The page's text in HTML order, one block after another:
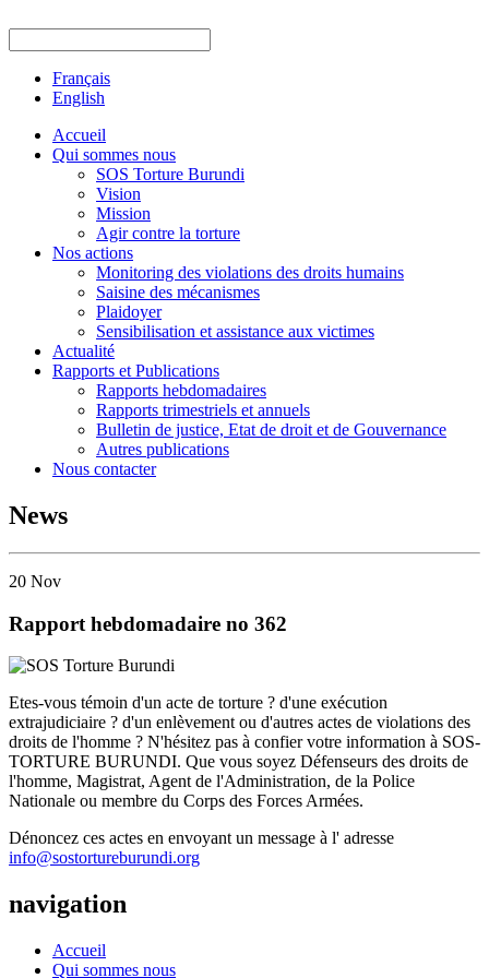
Français
English
Accueil
Qui sommes nous
SOS Torture Burundi
Vision
Mission
Agir contre la torture
Nos actions
Monitoring des violations des droits humains
Saisine des mécanismes
Plaidoyer
Sensibilisation et assistance aux victimes
Actualité
Rapports et Publications
Rapports hebdomadaires
Rapports trimestriels et annuels
Bulletin de justice, Etat de droit et de Gouvernance
Autres publications
Nous contacter
News
20 Nov
Rapport hebdomadaire no 362
Etes-vous témoin d'un acte de torture ? d'une exécution
extrajudiciaire ? d'un enlèvement ou d'autres actes de violations des
droits de l'homme ? N'hésitez pas à confier votre information à SOS-
TORTURE BURUNDI. Que vous soyez Défenseurs des droits de
l'homme, Magistrat, Agent de l'Administration, de la Police
Nationale ou membre du Corps des Forces Armées.
Dénoncez ces actes en envoyant un message à l' adresse
info@sostortureburundi.org
navigation
Accueil
Qui sommes nous